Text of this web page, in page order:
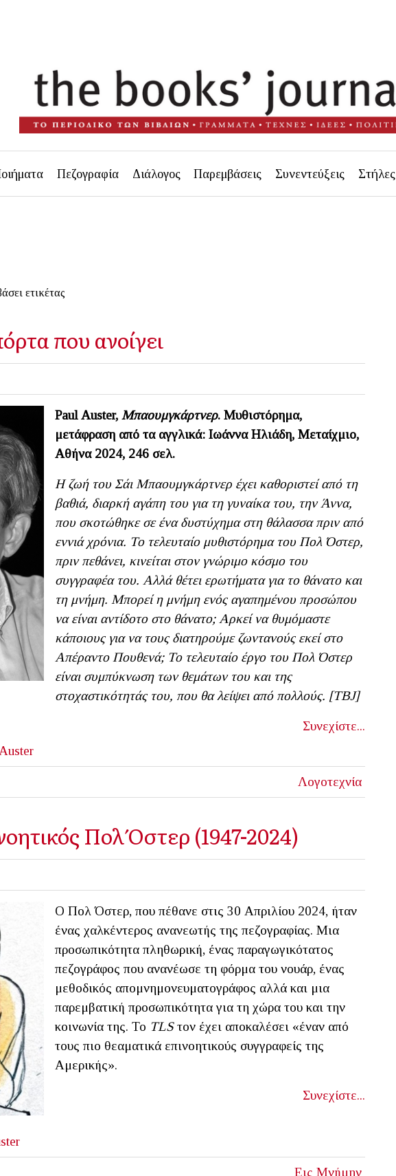
Πεζογραφία Διάλογος Παρεμβάσεις Συνεντεύξεις Στήλες
ετικέτας
που ανοίγει
Paul Auster, Μπαουμγκάρτνερ. Μυθιστόρημα,
μετάφραση από τα αγγλικά: Ιωάννα Ηλιάδη, Μεταίχμιο,
Αθήνα 2024, 246 σελ.
Η ζωή του Σάι Μπαουμγκάρτνερ έχει καθοριστεί από τη
βαθιά, διαρκή αγάπη του για τη γυναίκα του, την Άννα,
που σκοτώθηκε σε ένα δυστύχημα στη θάλασσα πριν από
εννιά χρόνια. Το τελευταίο μυθιστόρημα του Πολ Όστερ,
πριν πεθάνει, κινείται στον γνώριμο κόσμο του
συγγραφέα του. Αλλά θέτει ερωτήματα για το θάνατο και
τη μνήμη. Μπορεί η μνήμη ενός αγαπημένου προσώπου
να είναι αντίδοτο στο θάνατο; Αρκεί να θυμόμαστε
κάποιους για να τους διατηρούμε ζωντανούς εκεί στο
Απέραντο Πουθενά; Το τελευταίο έργο του Πολ Όστερ
είναι συμπύκνωση των θεμάτων του και της
στοχαστικότητάς του, που θα λείψει από πολλούς. [ΤΒJ]
Συνεχίστε...
Λογοτεχνία
Πολ Όστερ (1947-2024)
Ο Πολ Όστερ, που πέθανε στις 30 Απριλίου 2024, ήταν
ένας χαλκέντερος ανανεωτής της πεζογραφίας. Μια
προσωπικότητα πληθωρική, ένας παραγωγικότατος
πεζογράφος που ανανέωσε τη φόρμα του νουάρ, ένας
μεθοδικός απομνημονευματογράφος αλλά και μια
παρεμβατική προσωπικότητα για τη χώρα του και την
κοινωνία της. Το TLSτον έχει αποκαλέσει «έναν από
τους πιο θεαματικά επινοητικούς συγγραφείς της
Αμερικής».
Συνεχίστε...
Εις Μνήμην